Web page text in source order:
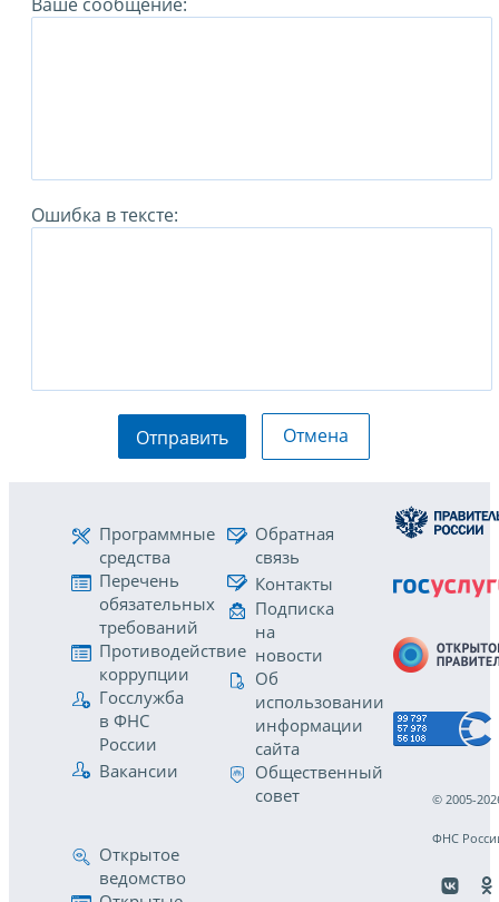
Ваше сообщение:
Ошибка в тексте:
Отправить Отмена
Программные
средства
Перечень
обязательных
требований
Противодействие
коррупции
Госслужба
в ФНС
России
Вакансии
Обратная
связь
Контакты
Подписка
на
новости
Об
использовании
информации
сайта
Общественный
совет
Открытое
ведомство
© 2005-
ФНС